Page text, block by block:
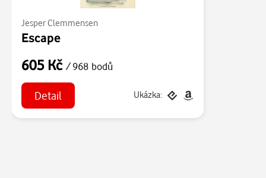
Jesper Clemmensen
Escape
605 Kč / 968 bodů
Detail Ukázka: